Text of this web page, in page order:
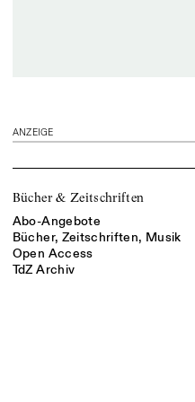
ANZEIGE
Bücher & Zeitschriften
Abo-Angebote
Bücher, Zeitschriften, Musik
Open Access
TdZ Archiv